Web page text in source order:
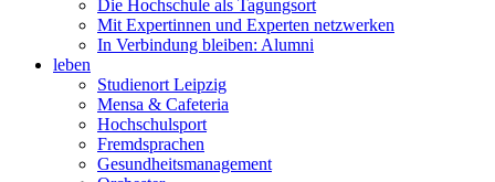
Die Hochschule als Tagungsort
Mit Expertinnen und Experten netzwerken
In Verbindung bleiben: Alumni
leben
Studienort Leipzig
Mensa & Cafeteria
Hochschulsport
Fremdsprachen
Gesundheitsmanagement